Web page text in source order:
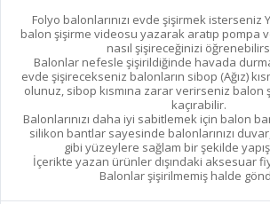
Folyo balonlarınızı evde şişirmek isterseniz
balon şişirme videosu yazarak aratıp pompa
nasıl şişireceğinizi
Balonlar nefesle şişirildiğinde havada
evde şişirecekseniz balonların sibop (Ağız)
olunuz, sibop kısmına zarar verirseniz balon
kaçırabilir.
Balonlarınızı daha iyi sabitlemek için balon
silikon bantlar sayesinde balonlarınızı
gibi yüzeylere sağlam bir şekilde
İçerikte yazan ürünler dışındaki aksesuar
Balonlar şişirilmemiş halde